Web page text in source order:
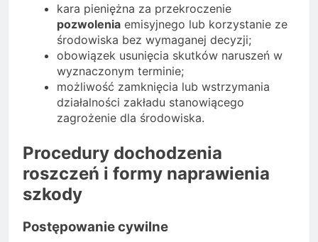
kara pieniężna za przekroczenie
pozwolenia emisyjnego lub korzystanie ze
środowiska bez wymaganej decyzji;
obowiązek usunięcia skutków naruszeń w
wyznaczonym terminie;
możliwość zamknięcia lub wstrzymania
działalności zakładu stanowiącego
zagrożenie dla środowiska.
Procedury dochodzenia
roszczeń i formy naprawienia
szkody
Postępowanie cywilne